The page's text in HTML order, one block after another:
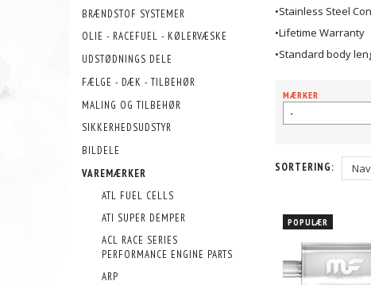
BRÆNDSTOF SYSTEMER
OLIE - RACEFUEL - KØLERVÆSKE
UDSTØDNINGS DELE
FÆLGE - DÆK - TILBEHØR
MALING OG TILBEHØR
SIKKERHEDSUDSTYR
BILDELE
VAREMÆRKER
ATL FUEL CELLS
ATI SUPER DEMPER
ACL RACE SERIES
PERFORMANCE ENGINE PARTS
ARP
•Stainless Steel
•Lifetime Warranty
•Standard body
MÆRKER
-
SORTERING:
POPULÆR